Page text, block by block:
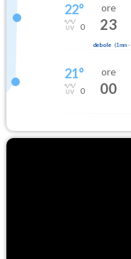
22°
0
ore
23
debole (1mm-
21°
0
ore
00